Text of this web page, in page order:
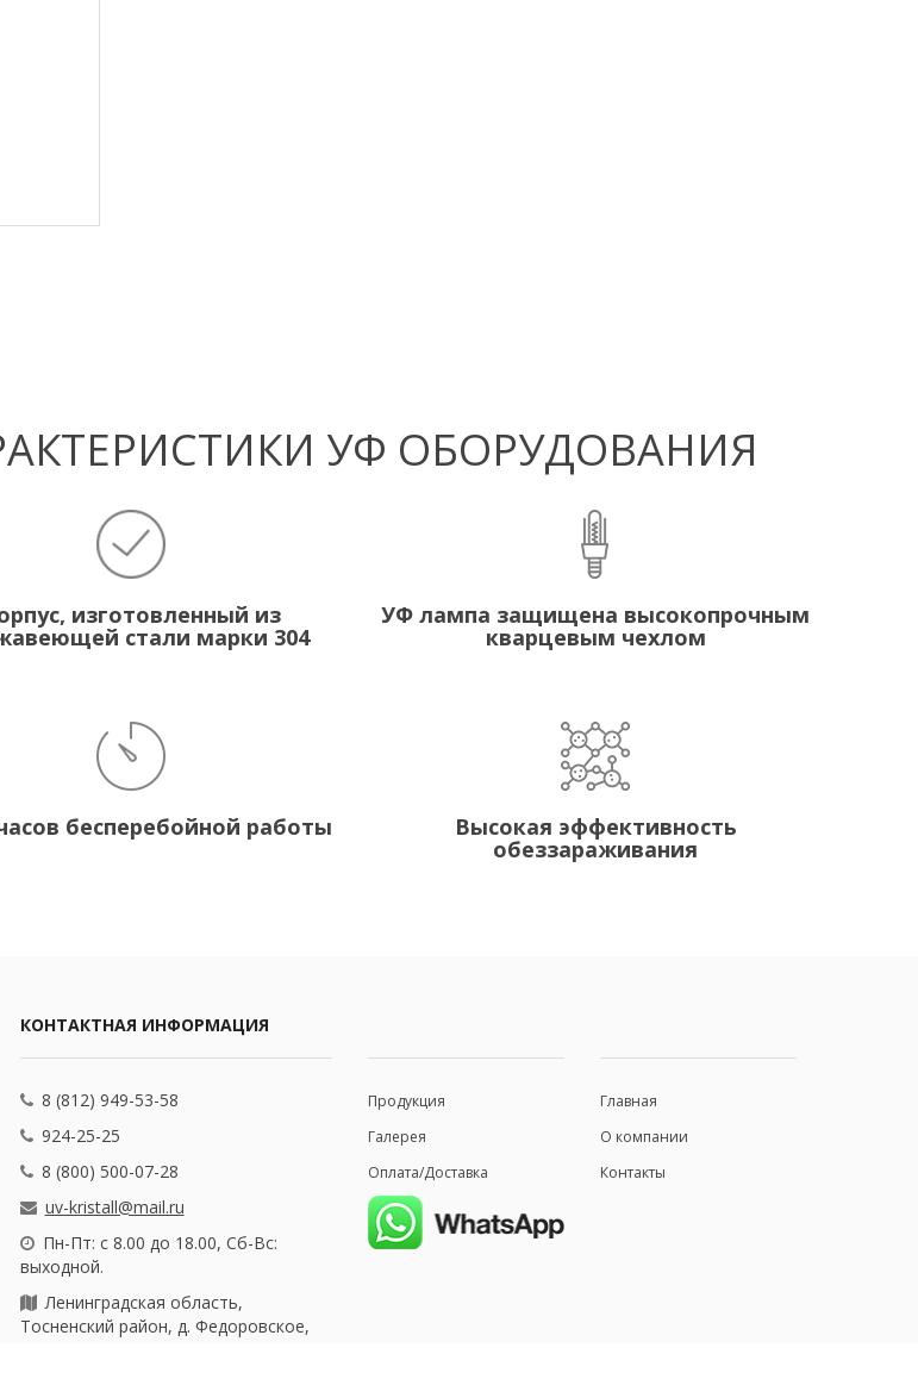
УФ ОБОРУДОВАНИЯ
изготовленный из
стали марки 304
УФ лампа защищена высокопрочным
кварцевым чехлом
бесперебойной работы Высокая эффективность
обеззараживания
КОНТАКТНАЯ ИНФОРМАЦИЯ
8 (812) 949-53-58
924-25-25
8 (800) 500-07-28
uv-kristall@mail.ru
Пн-Пт: с 8.00 до 18.00, Сб-Вс:
выходной.
Ленинградская область,
Тосненский район, д. Федоровское,
Продукция
Галерея
Оплата/Доставка
Главная
О компании
Контакты